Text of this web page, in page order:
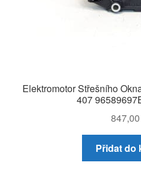
Elektromotor Střešního
407
847,00
Přidat do